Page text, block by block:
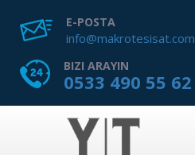
E-POSTA
info@makrotesisat.com
BIZI ARAYIN
0533 490 55 62